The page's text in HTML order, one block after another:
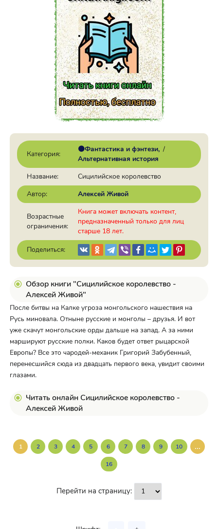
Категория:
🟠Фантастика и фэнтези /
Альтернативная история
Название:
Сицилийское королевство
Автор:
Алексей Живой
Возрастные
ограничения:
Книга может включать контент,
предназначенный только для лиц
старше 18 лет.
Поделиться:
Обзор книги "Сицилийское королевство -
Алексей Живой"
После битвы на Калке угроза монгольского нашествия на
Русь миновала. Отныне русские и монголы – друзья. И вот
уже скачут монгольские орды дальше на запад. А за ними
маршируют русские полки. Каков будет ответ рыцарской
Европы? Все это чародей-механик Григорий Забубенный,
перенесшийся сюда из двадцать первого века, увидит своими
глазами.
Читать онлайн Сицилийское королевство -
Алексей Живой
1 2 3 4 5 6 7 8 9 10 ...
16
Перейти на страницу: